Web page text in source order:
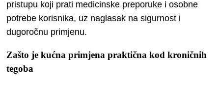
pristupu koji prati medicinske preporuke i osobne
potrebe korisnika, uz naglasak na sigurnost i
dugoročnu primjenu.
Zašto je kućna primjena praktična kod kroničnih
tegoba